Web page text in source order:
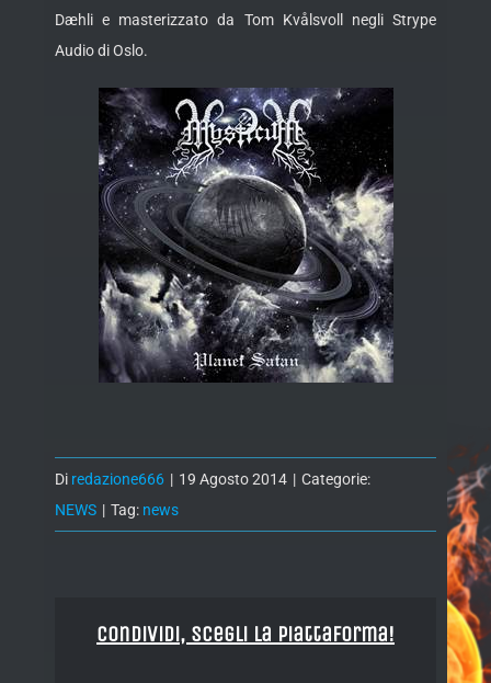
Dæhli e masterizzato da Tom Kvålsvoll negli Strype
Audio di Oslo.
Di redazione666 | 19 Agosto 2014 | Categorie:
NEWS | Tag: news
Condividi, Scegli la piattaforma!